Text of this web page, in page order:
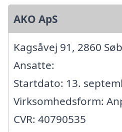
AKO ApS
Kagsåvej 91, 2860
Ansatte:
Startdato: 13.
Virksomhedsform:
CVR: 40790535